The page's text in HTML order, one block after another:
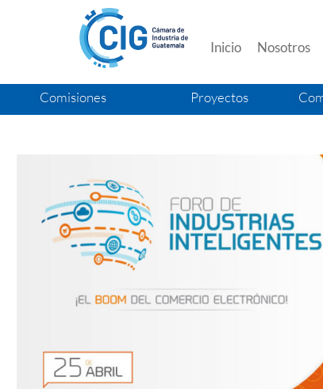
Inicio Nosotros
Comisiones Proyectos